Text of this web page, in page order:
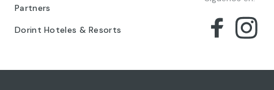
Partners
Dorint Hoteles & Resorts